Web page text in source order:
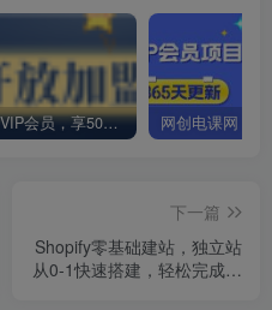
加入VIP会员，享50%的推广提成，免费学习多种网上创业课程，菜鸟秒变大神！
下一篇
Shopify零基础建站，独立站
从0-1快速搭建，轻松完成独